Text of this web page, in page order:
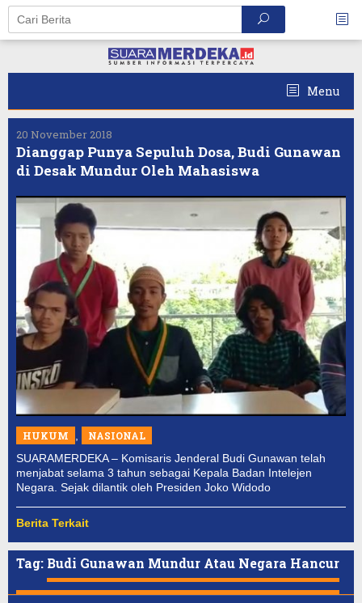
Skip
content
Menu
20 November 2018
Dianggap Punya Sepuluh Dosa, Budi Gunawan
di Desak Mundur Oleh Mahasiswa
HUKUM ,
NASIONAL
SUARAMERDEKA – Komisaris Jenderal Budi Gunawan telah
menjabat selama 3 tahun sebagai Kepala Badan Intelejen
Negara. Sejak dilantik oleh Presiden Joko Widodo
Berita Terkait
Tag: Budi Gunawan Mundur Atau Negara Hancur